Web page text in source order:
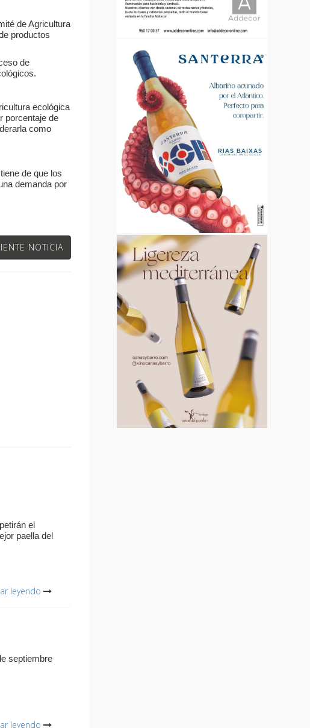
de Agricultura
productos
de
ecológica
porcentaje de
como
de que los
demanda por
NOTICIA
el
paella del
leyendo
septiembre
leyendo